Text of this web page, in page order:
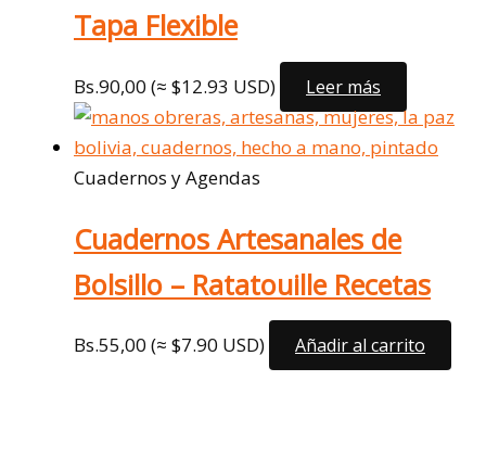
Tapa Flexible
Bs.90,00 (≈ $12.93 USD) Leer más
Cuadernos y Agendas
Cuadernos Artesanales de
Bolsillo – Ratatouille Recetas
Bs.55,00 (≈ $7.90 USD) Añadir al carrito